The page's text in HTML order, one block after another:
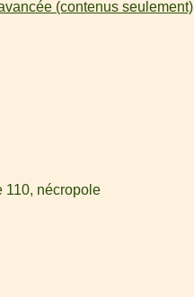
(contenus seulement)
110, nécropole